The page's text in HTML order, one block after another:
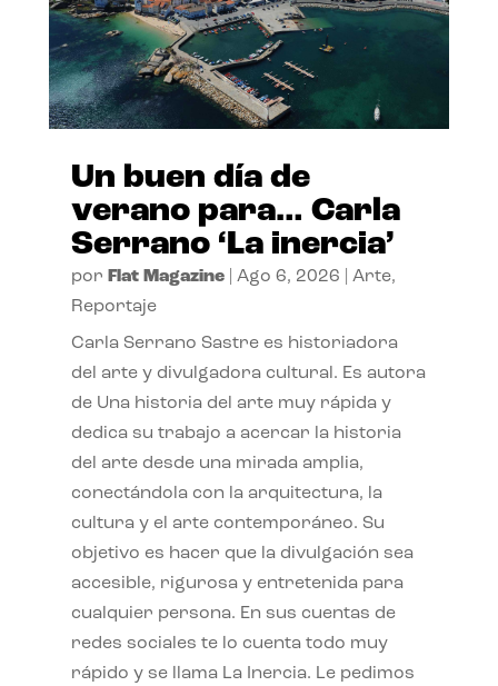
Un buen día de
verano para… Carla
Serrano ‘La inercia’
por Flat Magazine| Ago 6, 2026 Arte,
Reportaje
Carla Serrano Sastre es historiadora
del arte y divulgadora cultural. Es autora
de Una historia del arte muy rápida y
dedica su trabajo a acercar la historia
del arte desde una mirada amplia,
conectándola con la arquitectura, la
cultura y el arte contemporáneo. Su
objetivo es hacer que la divulgación sea
accesible, rigurosa y entretenida para
cualquier persona. En sus cuentas de
redes sociales te lo cuenta todo muy
rápido y se llama La Inercia. Le pedimos